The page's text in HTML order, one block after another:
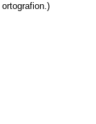
ortografion.)